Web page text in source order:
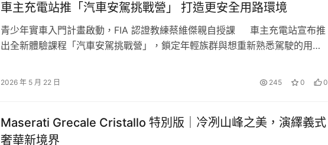
車主充電站推「汽車安駕挑戰營」 打造更安全用路環境
青少年實車入門計畫啟動，FIA 認證教練蔡維傑親自授課 車主充電站宣布推
出全新體驗課程「汽車安駕挑戰營」，鎖定年輕族群與想重新熟悉駕駛的用路
推動據點，將在大中華駕訓班等專業場地進行，透過封閉環境與教練指導，讓
2026 年 5 月 22 日 245 0 0
Maserati Grecale Cristallo 特別版｜冷冽山峰之美，演繹義式
奢華新境界